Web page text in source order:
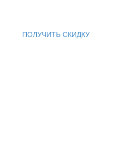
ПОЛУЧИТЬ СКИДКУ